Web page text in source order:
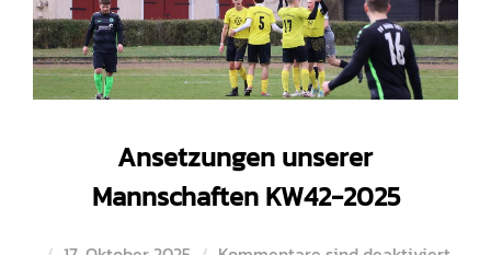
Ansetzungen unserer
Mannschaften KW42-2025